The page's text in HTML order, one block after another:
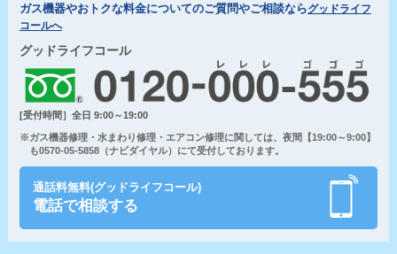
ガス機器やおトクな料金についてのご質問やご相談ならグッドライフ
コールへ
グッドライフコール
[受付時間］全日 9:00～19:00
※ガス機器修理・水まわり修理・エアコン修理に関しては、夜間【19:00～9:00】
も0570-05-5858（ナビダイヤル）にて受付しております。
通話料無料(グッドライフコール)
電話で相談する